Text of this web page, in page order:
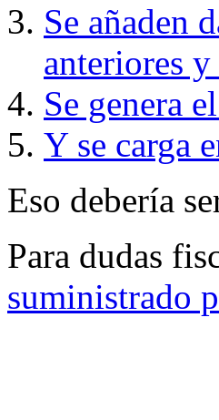
Se añaden
anteriores
Se genera
Y se carga
Eso debería
Para dudas
suministrado